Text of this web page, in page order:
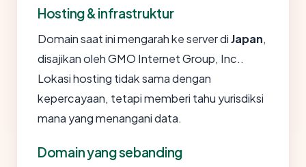
Hosting & infrastruktur
Domain saat ini mengarah ke server diJapan,
disajikan oleh GMO Internet Group, Inc..
Lokasi hosting tidak sama dengan
kepercayaan, tetapi memberi tahu yurisdiksi
mana yang menangani data.
Domain yang sebanding